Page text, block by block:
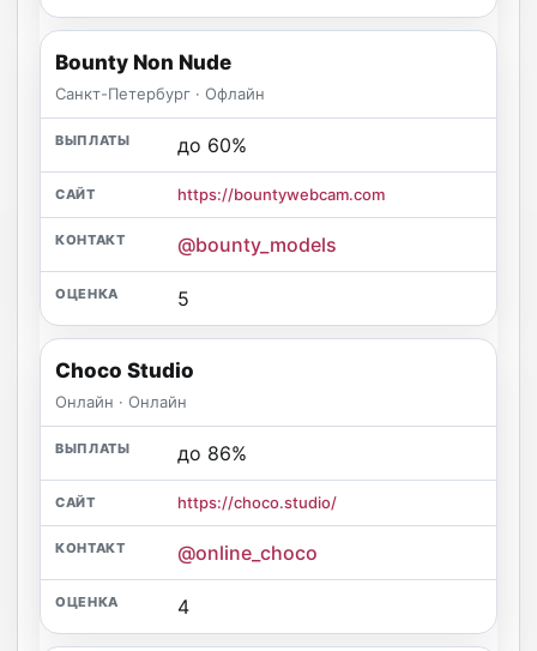
Bounty Non Nude
Санкт-Петербург · Офлайн
до 60%
https://bountywebcam.com
@bounty_models
5
Choco Studio
Онлайн · Онлайн
до 86%
https://choco.studio/
@online_choco
4